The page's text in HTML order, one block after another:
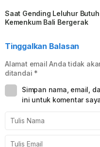
Saat Gending Leluhur
Kemenkum Bali Bergerak
Tinggalkan Balasan
Alamat email Anda tidak
ditandai *
Simpan nama, email,
ini untuk komentar